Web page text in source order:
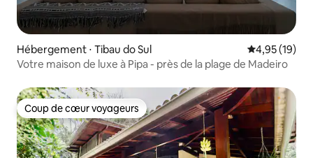
Hébergement ⋅ Tibau do Sul Évaluation
4,95 (19)
Votre maison de luxe à Pipa - près de la plage de Madeiro
Coup de cœur voyageurs
Coup de cœur voyageurs